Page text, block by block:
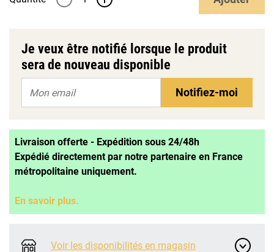
Je veux être notifié lorsque le produit
sera de nouveau disponible
Notifiez-moi
Livraison offerte - Expédition sous 24/48h
Expédié directement par notre partenaire en France
métropolitaine uniquement.
En savoir plus.
Voir les disponibilités en magasin